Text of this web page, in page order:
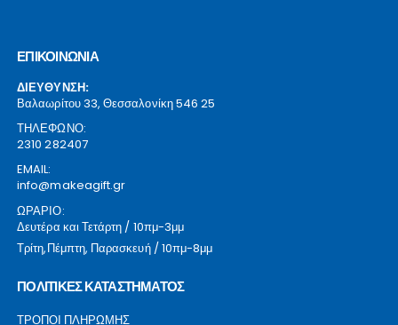
ΕΠΙΚΟΙΝΩΝΙΑ
ΔΙΕΥΘΥΝΣΗ:
Βαλαωρίτου 33, Θεσσαλονίκη 546 25
ΤΗΛΕΦΩΝΟ:
2310 282407
EMAIL:
info@makeagift.gr
ΩΡΑΡΙΟ:
Δευτέρα και Τετάρτη / 10πμ-3μμ
Τρίτη,Πέμπτη, Παρασκευή / 10πμ-8μμ
ΠΟΛΙΤΙΚΕΣ ΚΑΤΑΣΤΗΜΑΤΟΣ
ΤΡΟΠΟΙ ΠΛΗΡΩΜΗΣ